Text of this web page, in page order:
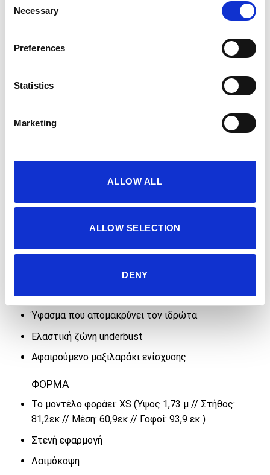
Selection
Necessary
Preferences
Statistics
Marketing
ALLOW ALL
ALLOW SELECTION
DENY
XS S M
ESSENTIAL HIGH IMPACT BRA – BLACK ποσότητα
Περιγραφή
ΧΑΡΑΚΤΗΡΙΣΤΙΚΑ
Ελαφρύ ύφασμα
Ελαστικότητα 4 κατευθύνσεων
Ρυθμιζόμενες τιράντες και κούμπωμα
Ύφασμα που απομακρύνει τον ιδρώτα
Ελαστική ζώνη underbust
Αφαιρούμενο μαξιλαράκι ενίσχυσης
ΦΟΡΜΑ
Το μοντέλο φοράει: XS (Ύψος 1,73 μ // Στήθος:
81,2εκ // Μέση: 60,9εκ // Γοφοί: 93,9 εκ )
Στενή εφαρμογή
Λαιμόκοψη